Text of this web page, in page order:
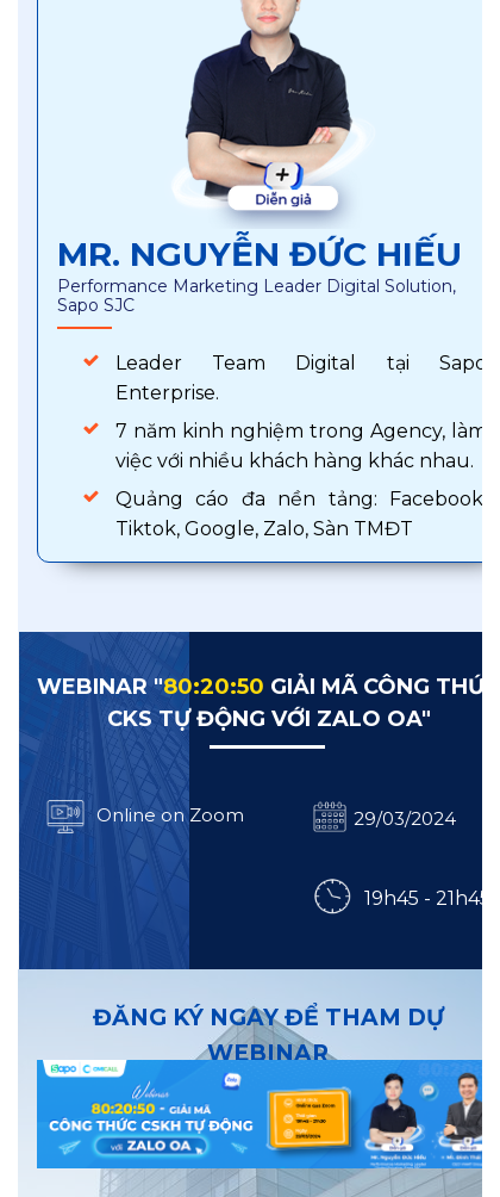
Leader Team Digital tại Sapo
Enterprise.
7 năm kinh nghiệm trong Agency, làm
việc với nhiều khách hàng khác nhau.
Quảng cáo đa nền tảng: Facebook,
Tiktok, Google, Zalo, Sàn TMĐT
MR. NGUYỄN ĐỨC HIẾU
Performance Marketing Leader Digital Solution,
Sapo SJC
ĐĂNG KÝ NGAY ĐỂ THAM DỰ
WEBINAR
WEBINAR "80:20:50 GIẢI MÃ CÔNG THỨC
CKS TỰ ĐỘNG VỚI ZALO OA"
19h45 - 21h45
Online on Zoom 29/03/2024